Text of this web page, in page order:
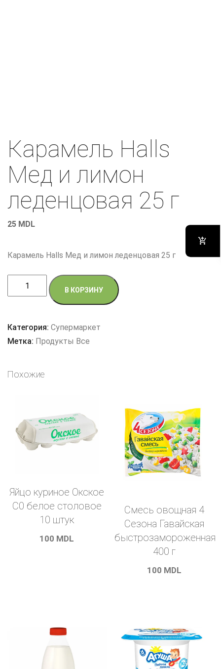
Карамель Halls
Мед и лимон
леденцовая 25 г
25 MDL
Карамель Halls Мед и лимон леденцовая 25 г
Количество
товара
Halls
Мед
леденцовая
В КОРЗИНУ
Категория: Супермаркет
Метка: Продукты Все
Похожие
Яйцо куриное Окское
С0 белое столовое
10 штук
100 MDL
Смесь овощная 4
Cезона Гавайская
быстрозамороженная
400 г
100 MDL